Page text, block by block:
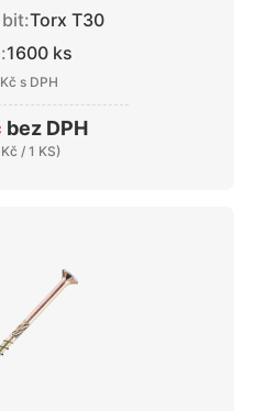
Torx T30
1600 ks
s DPH
bez DPH
/ 1 KS)